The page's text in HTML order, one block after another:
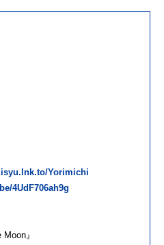
Yorimichi
4UdF706ah9g
』